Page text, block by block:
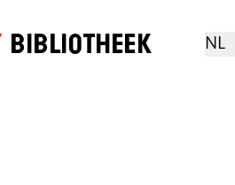
Bibliotheek NL